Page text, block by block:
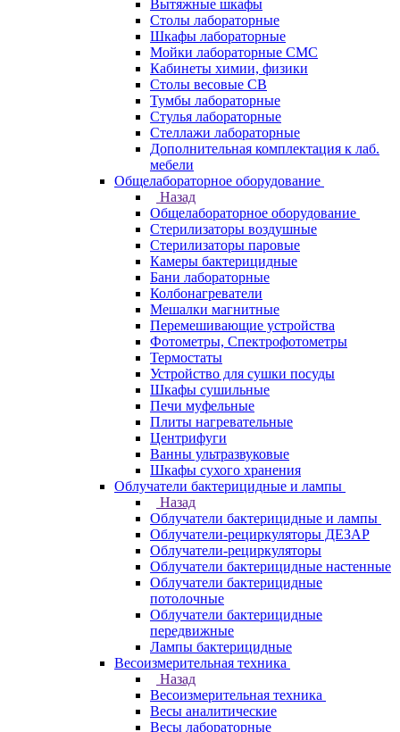
Вытяжные шкафы
Столы лабораторные
Шкафы лабораторные
Мойки лабораторные СМС
Кабинеты химии, физики
Столы весовые СВ
Тумбы лабораторные
Стулья лабораторные
Стеллажи лабораторные
Дополнительная комплектация к лаб.
мебели
Общелабораторное оборудование
Назад
Общелабораторное оборудование
Стерилизаторы воздушные
Стерилизаторы паровые
Камеры бактерицидные
Бани лабораторные
Колбонагреватели
Мешалки магнитные
Перемешивающие устройства
Фотометры, Спектрофотометры
Термостаты
Устройство для сушки посуды
Шкафы сушильные
Печи муфельные
Плиты нагревательные
Центрифуги
Ванны ультразвуковые
Шкафы сухого хранения
Облучатели бактерицидные и лампы
Назад
Облучатели бактерицидные и лампы
Облучатели-рециркуляторы ДЕЗАР
Облучатели-рециркуляторы
Облучатели бактерицидные настенные
Облучатели бактерицидные
потолочные
Облучатели бактерицидные
передвижные
Лампы бактерицидные
Весоизмерительная техника
Назад
Весоизмерительная техника
Весы аналитические
Весы лабораторные